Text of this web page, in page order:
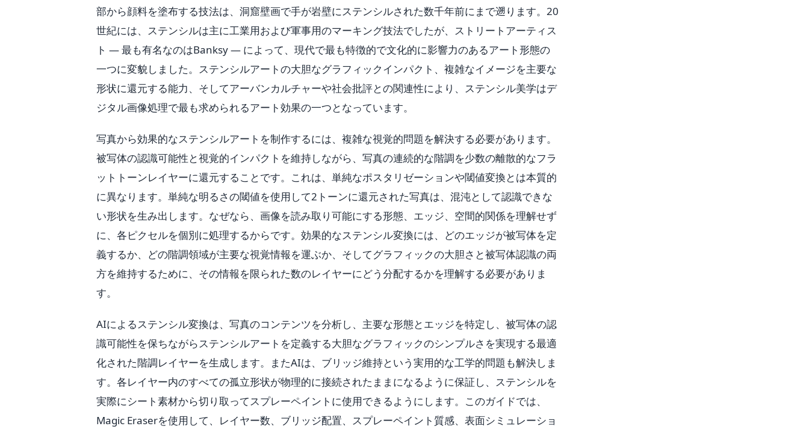
部から顔料を塗布する技法は、洞窟壁画で手が岩壁にステンシルされた数千年前にまで遡ります。20
世紀には、ステンシルは主に工業用および軍事用のマーキング技法でしたが、ストリートアーティス
ト — 最も有名なのはBanksy — によって、現代で最も特徴的で文化的に影響力のあるアート形態の
一つに変貌しました。ステンシルアートの大胆なグラフィックインパクト、複雑なイメージを主要な
形状に還元する能力、そしてアーバンカルチャーや社会批評との関連性により、ステンシル美学はデ
ジタル画像処理で最も求められるアート効果の一つとなっています。
写真から効果的なステンシルアートを制作するには、複雑な視覚的問題を解決する必要があります。
被写体の認識可能性と視覚的インパクトを維持しながら、写真の連続的な階調を少数の離散的なフラ
ットトーンレイヤーに還元することです。これは、単純なポスタリゼーションや閾値変換とは本質的
に異なります。単純な明るさの閾値を使用して2トーンに還元された写真は、混沌として認識できな
い形状を生み出します。なぜなら、画像を読み取り可能にする形態、エッジ、空間的関係を理解せず
に、各ピクセルを個別に処理するからです。効果的なステンシル変換には、どのエッジが被写体を定
義するか、どの階調領域が主要な視覚情報を運ぶか、そしてグラフィックの大胆さと被写体認識の両
方を維持するために、その情報を限られた数のレイヤーにどう分配するかを理解する必要がありま
す。
AIによるステンシル変換は、写真のコンテンツを分析し、主要な形態とエッジを特定し、被写体の認
識可能性を保ちながらステンシルアートを定義する大胆なグラフィックのシンプルさを実現する最適
化された階調レイヤーを生成します。またAIは、ブリッジ維持という実用的な工学的問題も解決しま
す。各レイヤー内のすべての孤立形状が物理的に接続されたままになるように保証し、ステンシルを
実際にシート素材から切り取ってスプレーペイントに使用できるようにします。このガイドでは、
Magic Eraserを使用して、レイヤー数、ブリッジ配置、スプレーペイント質感、表面シミュレーショ